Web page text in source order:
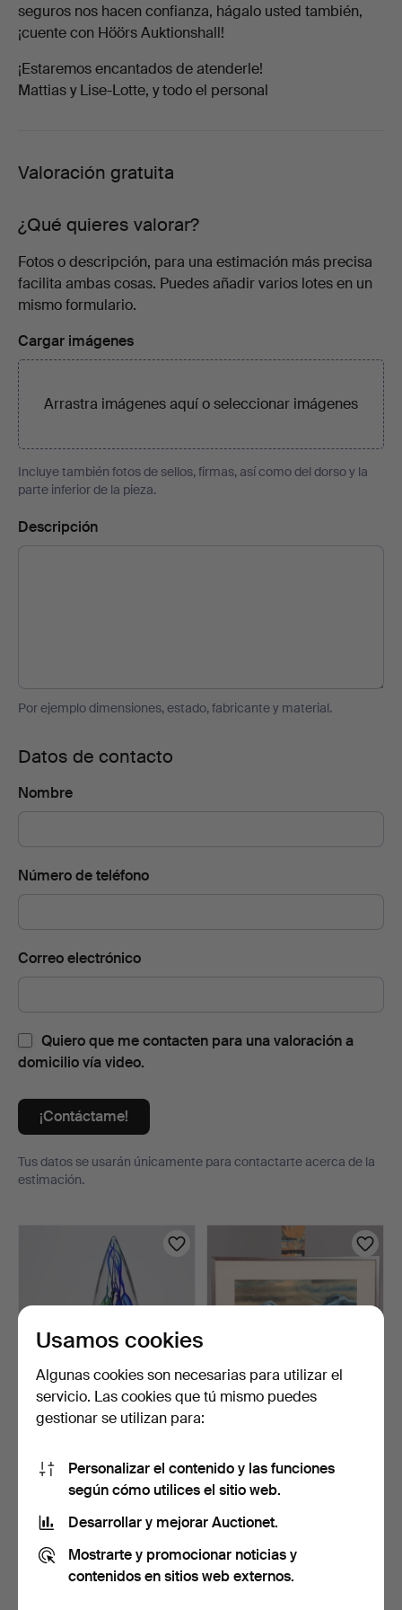
seguros nos hacen confianza, hágalo usted también,
¡cuente con Höörs Auktionshall!
¡Estaremos encantados de atenderle!
Mattias y Lise-Lotte, y todo el personal
Valoración gratuita
¿Qué quieres valorar?
Fotos o descripción, para una estimación más precisa
facilita ambas cosas. Puedes añadir varios lotes en un
mismo formulario.
Cargar imágenes
Arrastra imágenes aquí oseleccionar imágenes
Incluye también fotos de sellos, firmas, así como del dorso y la
parte inferior de la pieza.
Descripción
Por ejemplo dimensiones, estado, fabricante y material.
Datos de contacto
Nombre
Número de teléfono
Correo electrónico
Quiero que me contacten para una valoración a
domicilio vía video.
¡Contáctame!
Tus datos se usarán únicamente para contactarte acerca de la
estimación.
HANNE DREUTLER.
3 pujas
43 USD
Estimación
53 USD
Usamos cookies
Algunas cookies son necesarias para utilizar el
servicio. Las cookies que tú mismo puedes
gestionar se utilizan para:
Personalizar el contenido y las funciones
según cómo utilices el sitio web.
Desarrollar y mejorar Auctionet.
Mostrarte y promocionar noticias y
contenidos en sitios web externos.